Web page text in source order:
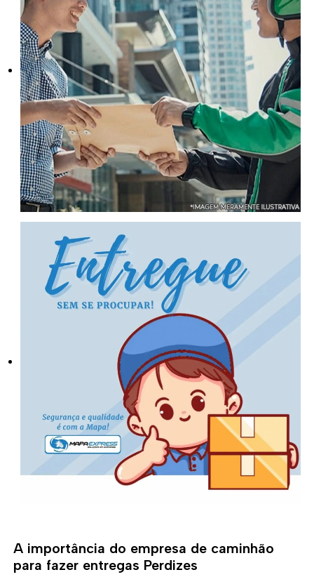
A importância do empresa de caminhão
para fazer entregas Perdizes